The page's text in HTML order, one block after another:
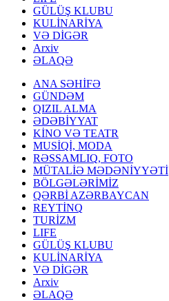
GÜLÜŞ KLUBU
KULİNARİYA
VƏ DİGƏR
Arxiv
ƏLAQƏ
ANA SƏHİFƏ
GÜNDƏM
QIZIL ALMA
ƏDƏBİYYAT
KİNO VƏ TEATR
MUSİQİ, MODA
RƏSSAMLIQ, FOTO
MÜTALİƏ MƏDƏNİYYƏTİ
BÖLGƏLƏRİMİZ
QƏRBİ AZƏRBAYCAN
REYTİNQ
TURİZM
LIFE
GÜLÜŞ KLUBU
KULİNARİYA
VƏ DİGƏR
Arxiv
ƏLAQƏ